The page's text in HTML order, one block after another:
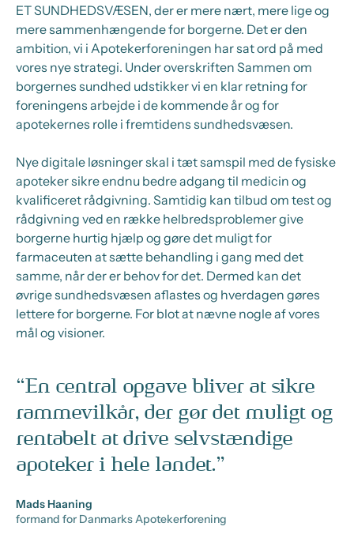
ET SUNDHEDSVÆSEN, der er mere nært, mere lige og
mere sammenhængende for borgerne. Det er den
ambition, vi i Apotekerforeningen har sat ord på med
vores nye strategi. Under overskriften Sammen om
borgernes sundhed udstikker vi en klar retning for
foreningens arbejde i de kommende år og for
apotekernes rolle i fremtidens sundhedsvæsen.
Nye digitale løsninger skal i tæt samspil med de fysiske
apoteker sikre endnu bedre adgang til medicin og
kvalificeret rådgivning. Samtidig kan tilbud om test og
rådgivning ved en række helbredsproblemer give
borgerne hurtig hjælp og gøre det muligt for
farmaceuten at sætte behandling i gang med det
samme, når der er behov for det. Dermed kan det
øvrige sundhedsvæsen aflastes og hverdagen gøres
lettere for borgerne. For blot at nævne nogle af vores
mål og visioner.
En central opgave bliver at sikre
rammevilkår, der gør det muligt og
rentabelt at drive selvstændige
apoteker i hele landet.
Mads Haaning
formand for Danmarks Apotekerforening